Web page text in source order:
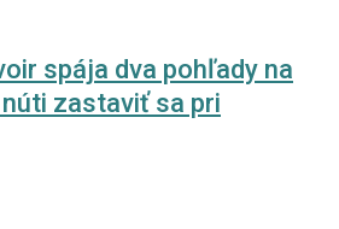
spája dva pohľady na
zastaviť sa pri